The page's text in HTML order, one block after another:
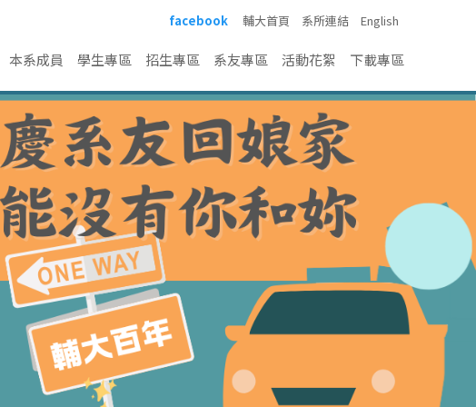
facebook 輔大首頁 系所連結 English
本系成員 學生專區 招生專區 系友專區 活動花絮 下載專區